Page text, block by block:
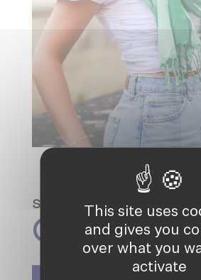
Spread the loveThis site uses
and gives you
over what you
activate